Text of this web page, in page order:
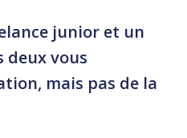
junior et un
deux vous
mais pas de la